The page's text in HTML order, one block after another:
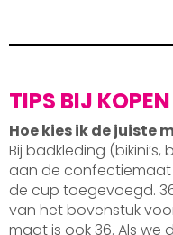
TIPS BIJ
Hoe kies ik de juiste
Bij badkleding
aan de
de cup toegevoegd.
van het bovenstuk
maat is ook 36. Als